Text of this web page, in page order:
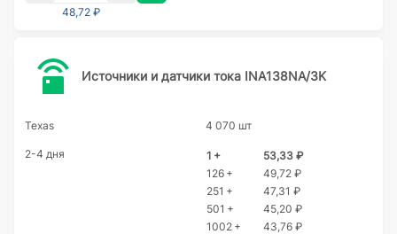
48,72 ₽
Источники и датчики тока INA138NA/3K
Texas 4 070 шт
2-4 дня 1 +
53,33 ₽
126 +
49,72 ₽
251 +
47,31 ₽
501 +
45,20 ₽
1002 +
43,76 ₽